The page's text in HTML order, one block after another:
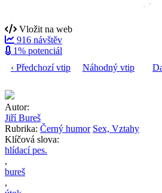
Vložit na web
916 návštěv
1% potenciál
‹ Předchozí vtip
Náhodný vtip
Autor:
Jiří Bureš
Rubrika: Černý humor Sex, Vztahy
Klíčová slova:
hlídací pes.
,
bureš
,